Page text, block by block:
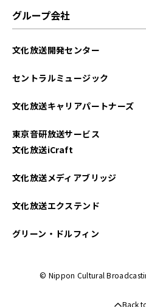
グループ会社
文化放送開発センター
セントラルミュージック
文化放送キャリアパートナーズ
東京音研放送サービス
文化放送iCraft
文化放送メディアブリッジ
文化放送エクステンド
グリーン・ドルフィン
© Nippon Cultural
Back